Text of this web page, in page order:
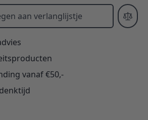
aan verlanglijstje
vanaf €50,-